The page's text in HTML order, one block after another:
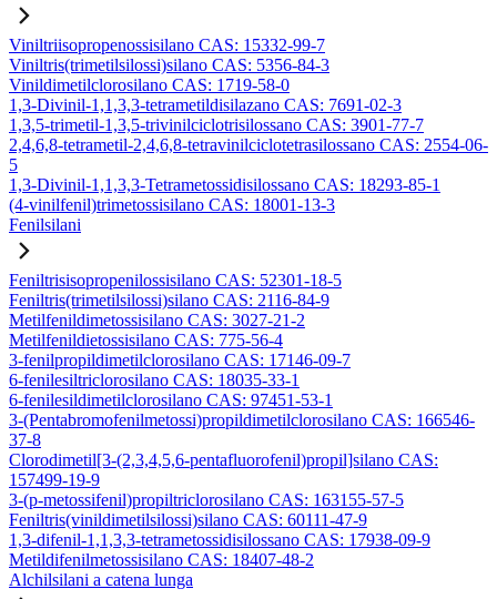
Viniltriisopropenossisilano CAS: 15332-99-7
Viniltris(trimetilsilossi)silano CAS: 5356-84-3
Vinildimetilclorosilano CAS: 1719-58-0
1,3-Divinil-1,1,3,3-tetrametildisilazano CAS: 7691-02-3
1,3,5-trimetil-1,3,5-trivinilciclotrisilossano CAS: 3901-77-7
2,4,6,8-tetrametil-2,4,6,8-tetravinilciclotetrasilossano CAS: 2554-06-
5
1,3-Divinil-1,1,3,3-Tetrametossidisilossano CAS: 18293-85-1
(4-vinilfenil)trimetossisilano CAS: 18001-13-3
Fenilsilani
Feniltrisisopropenilossisilano CAS: 52301-18-5
Feniltris(trimetilsilossi)silano CAS: 2116-84-9
Metilfenildimetossisilano CAS: 3027-21-2
Metilfenildietossisilano CAS: 775-56-4
3-fenilpropildimetilclorosilano CAS: 17146-09-7
6-fenilesiltriclorosilano CAS: 18035-33-1
6-fenilesildimetilclorosilano CAS: 97451-53-1
3-(Pentabromofenilmetossi)propildimetilclorosilano CAS: 166546-
37-8
Clorodimetil[3-(2,3,4,5,6-pentafluorofenil)propil]silano CAS:
157499-19-9
3-(p-metossifenil)propiltriclorosilano CAS: 163155-57-5
Feniltris(vinildimetilsilossi)silano CAS: 60111-47-9
1,3-difenil-1,1,3,3-tetrametossidisilossano CAS: 17938-09-9
Metildifenilmetossisilano CAS: 18407-48-2
Alchilsilani a catena lunga